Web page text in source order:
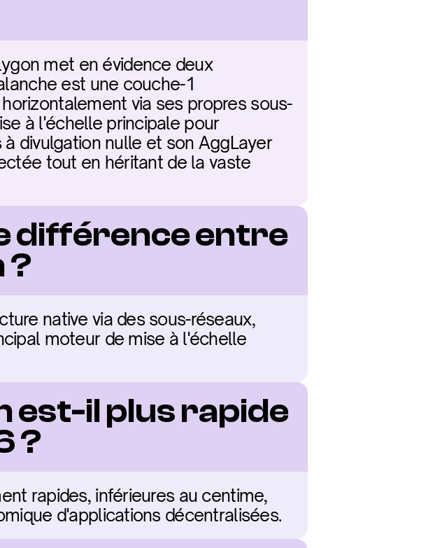
met en évidence deux
est une couche-1
via ses propres sous-
à l'échelle principale pour
divulgation nulle et son AggLayer
tout en héritant de la vaste
différence entre
?
native via des sous-réseaux,
moteur de mise à l'échelle
est-il plus rapide
?
rapides, inférieures au centime,
d'applications décentralisées.